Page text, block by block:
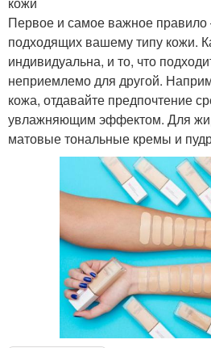
Первое и самое важное правило
подходящих вашему типу кожи.
индивидуальна, и то, что
неприемлемо для другой.
кожа, отдавайте предпочтение
увлажняющим эффектом. Для
матовые тональные кремы и